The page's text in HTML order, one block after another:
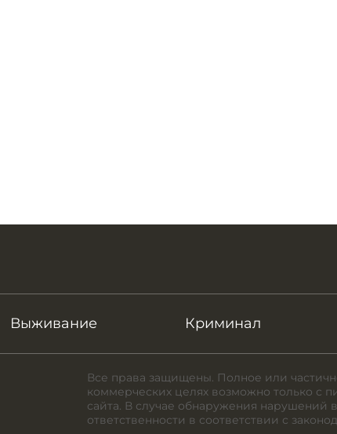
Выживание Криминал
Все права защищены. Полное или
коммерческих целях возможно только с
сайта. В случае обнаружения нарушений
ответственности в соответствии с